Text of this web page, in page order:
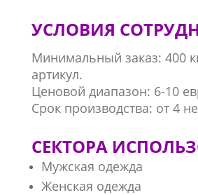
УСЛОВИЯ
Минимальный заказ: 400
артикул.
Ценовой диапазон: 6-10
Срок производства: от 4
СЕКТОРА
Мужская одежда
Женская одежда